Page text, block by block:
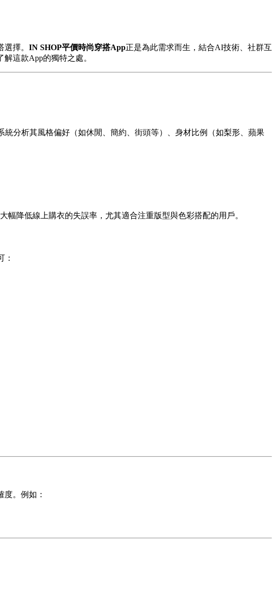
擇。 IN SHOP平價時尚穿搭App正是為此需求而生，結合AI技術、社群互
這款App的獨特之處。
分析其風格偏好（如休閒、簡約、街頭等）、身材比例（如梨形、蘋果
降低線上購衣的失誤率，尤其適合注重版型與色彩搭配的用戶。
：
度。例如：